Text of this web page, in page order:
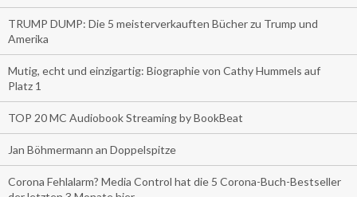
TRUMP DUMP: Die 5 meisterverkauften Bücher zu Trump und
Amerika
Mutig, echt und einzigartig: Biographie von Cathy Hummels auf
Platz 1
TOP 20 MC Audiobook Streaming by BookBeat
Jan Böhmermann an Doppelspitze
Corona Fehlalarm? Media Control hat die 5 Corona-Buch-Bestseller